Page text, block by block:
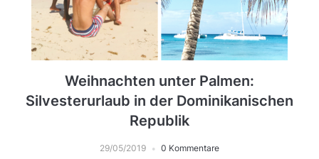
Weihnachten unter Palmen:
Silvesterurlaub in der Dominikanischen
Republik
29/05/2019 0 Kommentare